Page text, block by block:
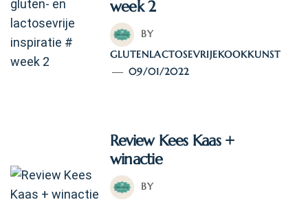
week 2
BY
GLUTENLACTOSEVRIJEKOOKKUNST
09/01/2022
Review Kees Kaas +
winactie
BY